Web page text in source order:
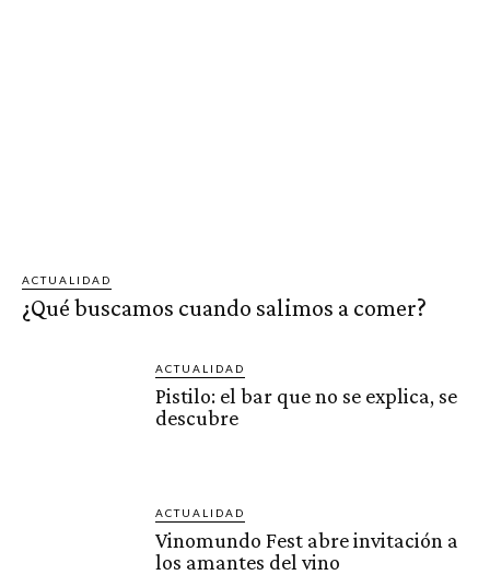
ACTUALIDAD
¿Qué buscamos cuando salimos a comer?
ACTUALIDAD
Pistilo: el bar que no se explica, se
descubre
ACTUALIDAD
Vinomundo Fest abre invitación a
los amantes del vino